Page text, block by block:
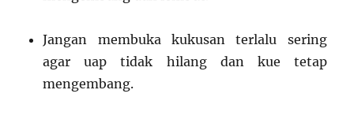
Jangan membuka kukusan terlalu sering
agar uap tidak hilang dan kue tetap
mengembang.